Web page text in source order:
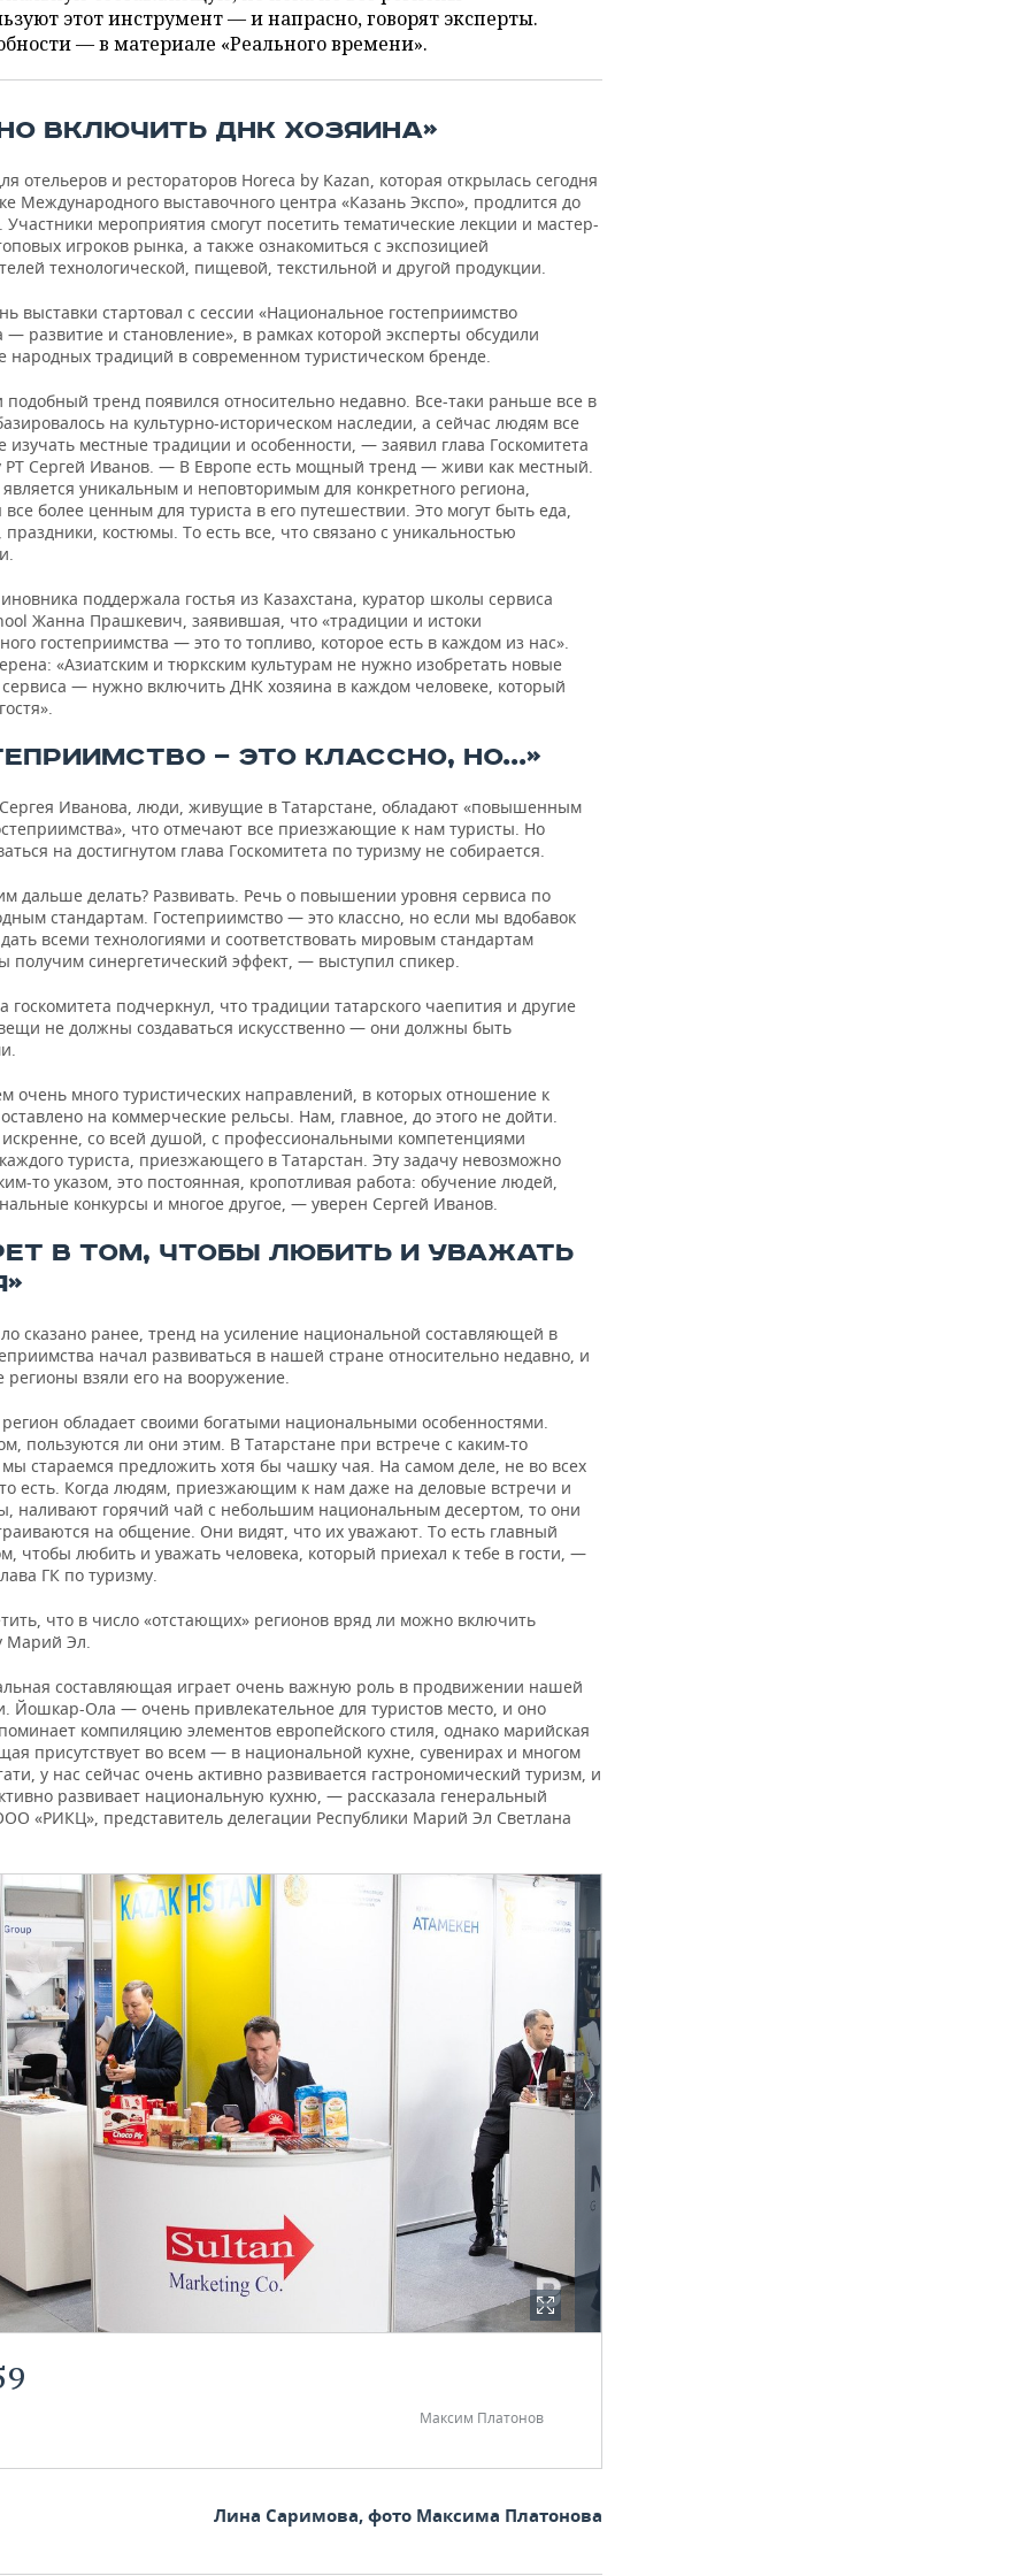
этот инструмент — и напрасно, говорят эксперты.
— в материале «Реального времени».
ВКЛЮЧИТЬ ДНК ХОЗЯИНА»
отельеров и рестораторов Horeca by Kazan, которая открылась сегодня
Международного выставочного центра «Казань Экспо», продлится до
Участники мероприятия смогут посетить тематические лекции и мастер-
игроков рынка, а также ознакомиться с экспозицией
технологической, пищевой, текстильной и другой продукции.
выставки стартовал с сессии «Национальное гостеприимство
— развитие и становление», в рамках которой эксперты обсудили
народных традиций в современном туристическом бренде.
тренд появился относительно недавно. Все-таки раньше все в
на культурно-историческом наследии, а сейчас людям все
изучать местные традиции и особенности, — заявил глава Госкомитета
РТ Сергей Иванов. — В Европе есть мощный тренд — живи как местный.
является уникальным и неповторимым для конкретного региона,
все более ценным для туриста в его путешествии. Это могут быть еда,
праздники, костюмы. То есть все, что связано с уникальностью
поддержала гостья из Казахстана, куратор школы сервиса
Жанна Прашкевич, заявившая, что «традиции и истоки
гостеприимства — это то топливо, которое есть в каждом из нас».
«Азиатским и тюркским культурам не нужно изобретать новые
— нужно включить ДНК хозяина в каждом человеке, который
— ЭТО КЛАССНО, НО...»
Иванова, люди, живущие в Татарстане, обладают «повышенным
что отмечают все приезжающие к нам туристы. Но
на достигнутом глава Госкомитета по туризму не собирается.
дальше делать? Развивать. Речь о повышении уровня сервиса по
стандартам. Гостеприимство — это классно, но если мы вдобавок
всеми технологиями и соответствовать мировым стандартам
получим синергетический эффект, — выступил спикер.
госкомитета подчеркнул, что традиции татарского чаепития и другие
не должны создаваться искусственно — они должны быть
много туристических направлений, в которых отношение к
на коммерческие рельсы. Нам, главное, до этого не дойти.
со всей душой, с профессиональными компетенциями
туриста, приезжающего в Татарстан. Эту задачу невозможно
то указом, это постоянная, кропотливая работа: обучение людей,
конкурсы и многое другое, — уверен Сергей Иванов.
В ТОМ, ЧТОБЫ ЛЮБИТЬ И УВАЖАТЬ
сказано ранее, тренд на усиление национальной составляющей в
начал развиваться в нашей стране относительно недавно, и
регионы взяли его на вооружение.
обладает своими богатыми национальными особенностями.
пользуются ли они этим. В Татарстане при встрече с каким-то
стараемся предложить хотя бы чашку чая. На самом деле, не во всех
есть. Когда людям, приезжающим к нам даже на деловые встречи и
наливают горячий чай с небольшим национальным десертом, то они
на общение. Они видят, что их уважают. То есть главный
чтобы любить и уважать человека, который приехал к тебе в гости, —
ГК по туризму.
что в число «отстающих» регионов вряд ли можно включить
Марий Эл.
составляющая играет очень важную роль в продвижении нашей
Йошкар-Ола — очень привлекательное для туристов место, и оно
компиляцию элементов европейского стиля, однако марийская
присутствует во всем — в национальной кухне, сувенирах и многом
у нас сейчас очень активно развивается гастрономический туризм, и
развивает национальную кухню, — рассказала генеральный
«РИКЦ», представитель делегации Республики Марий Эл Светлана
Максим Платонов
Лина Саримова, фото Максима Платонова